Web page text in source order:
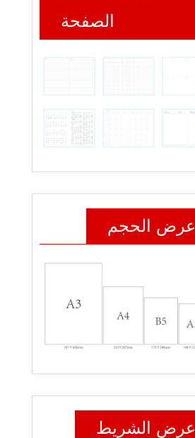
الصفحة
عرض الحجم
عرض الشريط